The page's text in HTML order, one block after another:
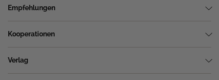
Empfehlungen
Kooperationen
Verlag